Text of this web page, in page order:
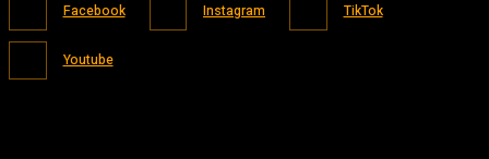
Facebook Instagram TikTok
Youtube